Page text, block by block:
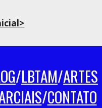
/LBTAM/ARTES
/CONTATO